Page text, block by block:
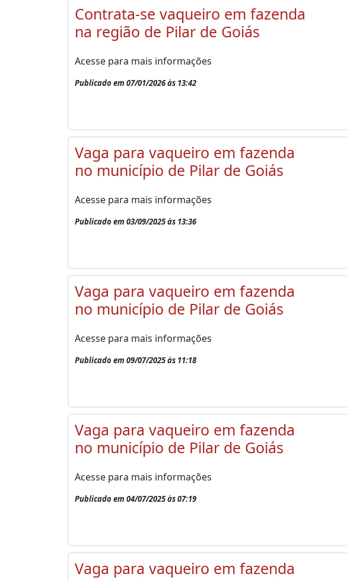
Contrata-se vaqueiro em fazenda
na região de Pilar de Goiás
Acesse para mais informações
Publicado em 07/01/2026 às 13:42
Vaga para vaqueiro em fazenda
no município de Pilar de Goiás
Acesse para mais informações
Publicado em 03/09/2025 às 13:36
Vaga para vaqueiro em fazenda
no município de Pilar de Goiás
Acesse para mais informações
Publicado em 09/07/2025 às 11:18
Vaga para vaqueiro em fazenda
no município de Pilar de Goiás
Acesse para mais informações
Publicado em 04/07/2025 às 07:19
Vaga para vaqueiro em fazenda